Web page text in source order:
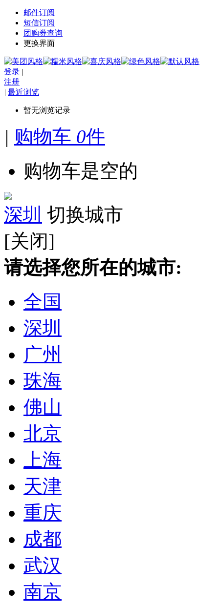
邮件订阅
短信订阅
团购券查询
更换界面
登录 |
注册
| 最近浏览
暂无浏览记录
| 购物车 0件
购物车是空的
深圳 切换城市
[关闭]
请选择您所在的城市:
全国
深圳
广州
珠海
佛山
北京
上海
天津
重庆
成都
武汉
南京